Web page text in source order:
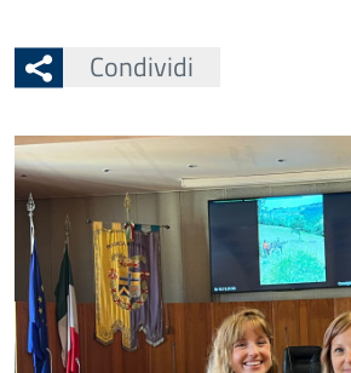
Condividi